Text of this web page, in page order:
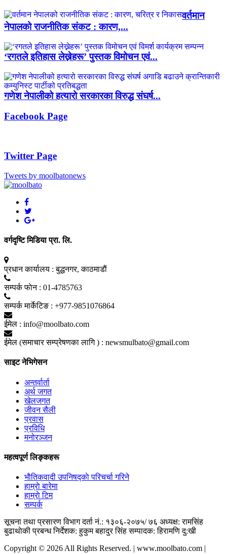
वर्तमान
नेपालको राजनीतिक संकट : कारण,...
‘रगतले इतिहास लेख्नेहरू’ पुस्तक विमोचन एवं...
गणेश नेपालीको हत्यारो सरकारका विरुद्ध संघर्ष...
Facebook Page
Twitter Page
Tweets by moolbatonews
वर्गदृष्टि मिडिया प्रा. लि.
प्रधान कार्यालय : बुद्धनगर, काठमाडाैं
सम्पर्क फाेन : 01-4785763
सम्पर्क मार्केटिङ : +977-9851076864
ईमेल : info@moolbato.com
ईमेल (समाचार सम्प्रेषणका लागि ) : newsmulbato@gmail.com
साइट नेभिगेसन
अन्तर्वार्ता
अर्थ जगत
खेलजगत
जीवन सैली
प्रवास
प्रविधि
मनोरञ्जन
महत्वपूर्ण लिङ्कहरू
भाैतिकवादी उपनिषद्काे परिचर्चा गरिने
हाम्राे बारेमा
हाम्राे टिम
सम्पर्क
सूचना तथा प्रसारण विभाग दर्ता नं.: १३०६-२०७५/ ७६ अध्यक्ष: रामसिंह
बुढाथाेकी प्रबन्ध निर्देशक: हुकुम बहादुर सिंह सम्पादक: हिरामणि दु:खी
Copyright © 2026 All Rights Reserved. | www.moolbato.com |